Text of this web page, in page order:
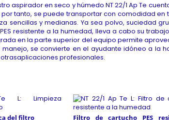
aspirador en seco y húmedo NT 22/1 Ap Te
tanto, se puede transportar con comodidad en
sencillas y medianas. Ya sea polvo, suciedad
resistente a la humedad, lleva a cabo su
en la parte superior del equipo permite
se convierte en el ayudante idóneo a la
profesionales.
del filtro Filtro de cartucho PES